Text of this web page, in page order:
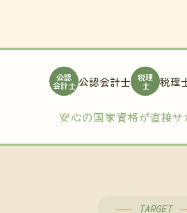
公認
会計士 公認会計士 税理
士 税理
安心の国家資格が直接
TARGET